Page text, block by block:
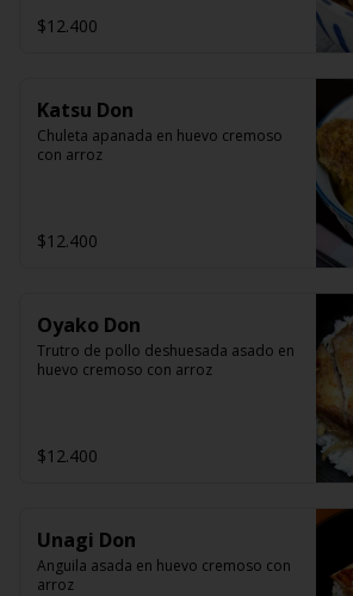
$12.400
Katsu Don
Chuleta apanada en huevo cremoso
con arroz
$12.400
Oyako Don
Trutro de pollo deshuesada asado en
huevo cremoso con arroz
$12.400
Unagi Don
Anguila asada en huevo cremoso con
arroz